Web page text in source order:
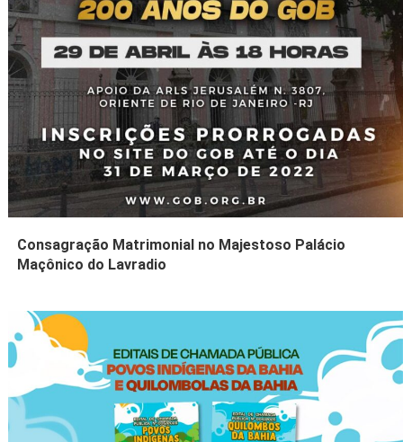
Consagração Matrimonial no Majestoso Palácio
Maçônico do Lavradio